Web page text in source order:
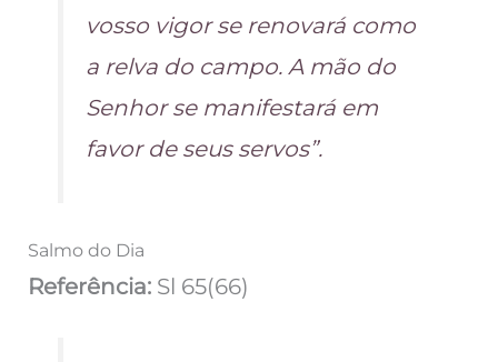
vosso vigor se renovará como
a relva do campo. A mão do
Senhor se manifestará em
favor de seus servos”.
Salmo do Dia
Referência: Sl 65(66)